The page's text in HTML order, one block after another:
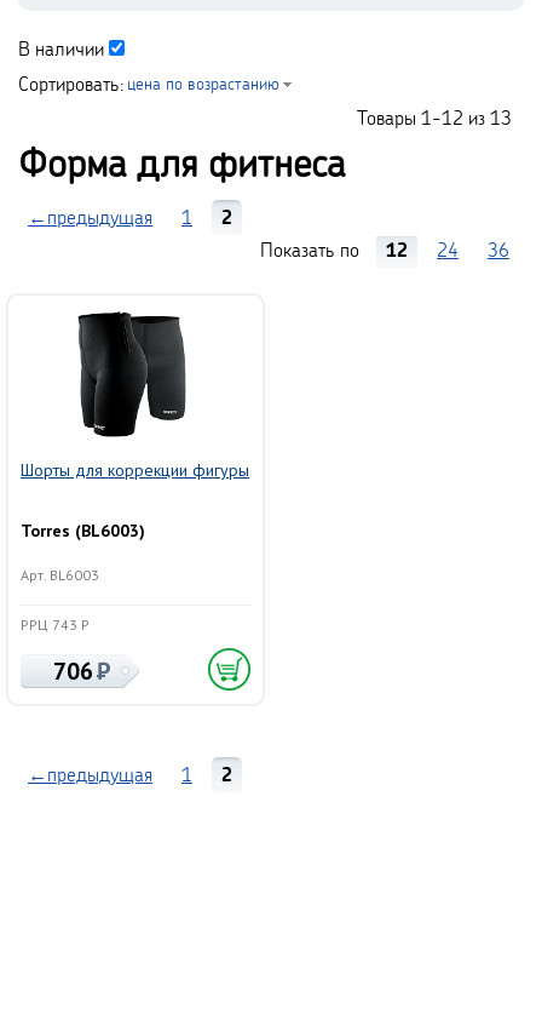
В наличии
Сортировать: цена по возрастанию
Товары 1-12 из 13
Форма для фитнеса
←предыдущая 1
2
Показать по
12 24 36
Шорты для коррекции фигуры
Torres (BL6003)
Арт. BL6003
РРЦ 743 Р
706
←предыдущая 1 2